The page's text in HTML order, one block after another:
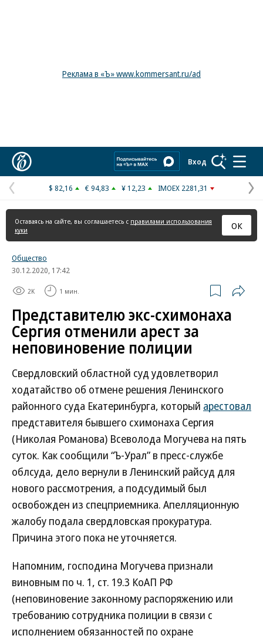
Реклама в «Ъ» www.kommersant.ru/ad
Вход
Предыдущая
страница
$ 82,16 € 94,83 ¥ 12,23 IMOEX 2281,31
Оставаясь на сайте, вы соглашаетесь с правилами использования
куки
ОК
Общество
30.12.2020, 17:42
2K 1 мин.
Представителю экс-схимонаха
Сергия отменили арест за
неповиновение полиции
Свердловский областной суд удовлетворил
ходатайство об отмене решения Ленинского
районного суда Екатеринбурга, который арестовал
представителя бывшего схимонаха Сергия
(Николая Романова) Всеволода Могучева на пять
суток. Как сообщили “Ъ-Урал” в пресс-службе
облсуда, дело вернули в Ленинский райсуд для
нового рассмотрения, а подсудимый был
освобожден из спецприемника. Апелляционную
жалобу подала свердловская прокуратура.
Причина этого пока не уточняется.
Напомним, господина Могучева признали
виновным по ч. 1, ст. 19.3 КоАП РФ
(неповиновение законному распоряжению или
требованию сотрудника полиции в связи с
исполнением обязанностей по охране